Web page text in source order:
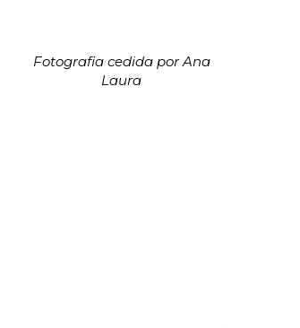
Fotografia cedida por Ana
Laura